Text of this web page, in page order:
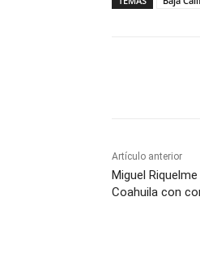
Artículo anterior
Miguel
Coahuila con